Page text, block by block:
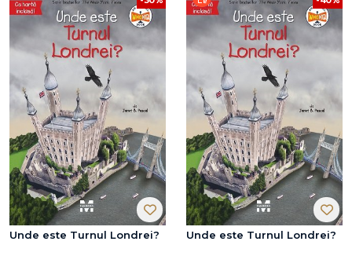
Unde este Turnul Londrei? Unde este Turnul Londrei?